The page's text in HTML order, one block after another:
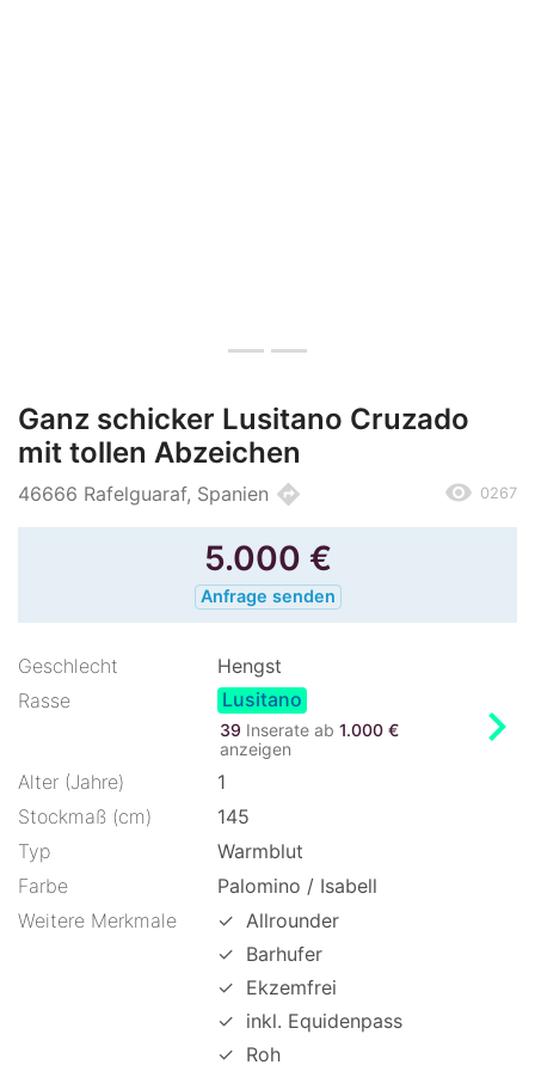
Ganz schicker Lusitano Cruzado
mit tollen Abzeichen
46666 Rafelguaraf, Spanien directions remove_red_eye 0267
5.000 €
Anfrage senden
Geschlecht
Hengst
Rasse
Lusitano
39 Inserate ab 1.000 €
anzeigen
chevron_right
Alter (Jahre)
1
Stockmaß (cm)
145
Typ
Warmblut
Farbe
Palomino / Isabell
Weitere Merkmale
✓ Allrounder
✓ Barhufer
✓ Ekzemfrei
✓ inkl. Equidenpass
✓ Roh